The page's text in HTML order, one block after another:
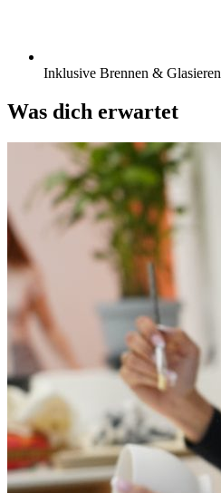
Inklusive Brennen & Glasieren
Was dich erwartet